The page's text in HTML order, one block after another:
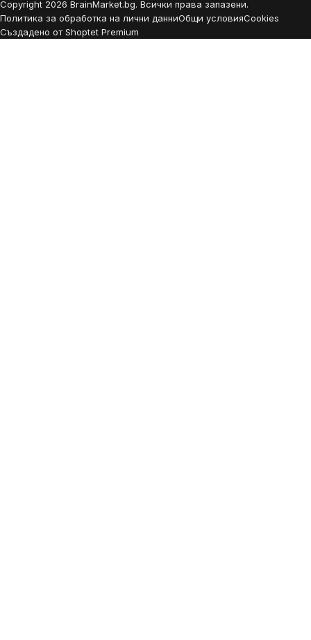
Copyright 2026 BrainMarket.bg. Всички права запазени.
Политика за обработка на лични данниОбщи условияCookies
Създадено от Shoptet Premium